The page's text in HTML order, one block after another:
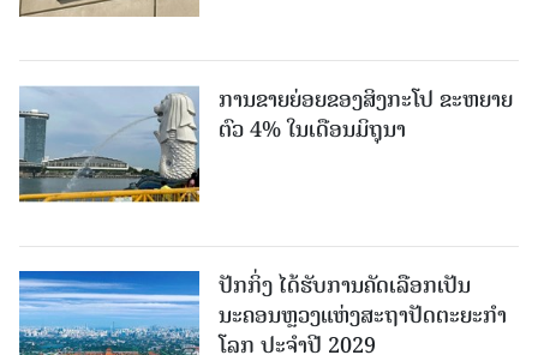
ການຂາຍຍ່ອຍຂອງສິງກະໂປ ຂະຫຍາຍ
ຕົວ 4% ໃນເດືອນມິຖຸນາ
ປັກກິ່ງ ໄດ້ຮັບການຄັດເລືອກເປັນ
ນະຄອນຫຼວງແຫ່ງສະຖາປັດຕະຍະກຳ
ໂລກ ປະຈຳປີ 2029